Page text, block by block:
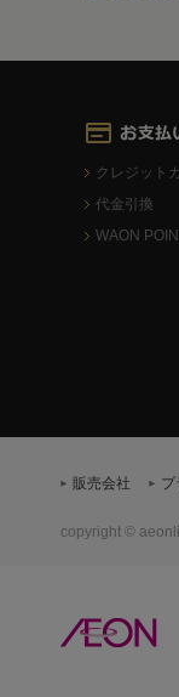
クレジット
代金引換
WAON
販売会社 プ
copyright ©